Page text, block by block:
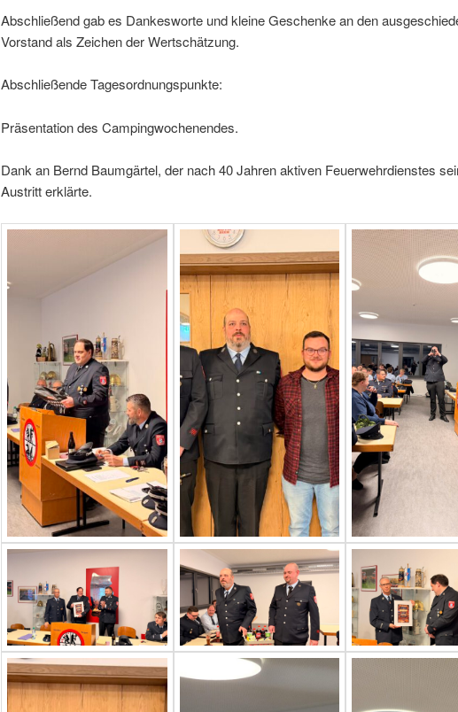
Abschließend gab es Dankesworte und kleine Geschenke an den
Vorstand als Zeichen der Wertschätzung.
Abschließende Tagesordnungspunkte:
Präsentation des Campingwochenendes.
Dank an Bernd Baumgärtel, der nach 40 Jahren aktiven Feuerwehrdienstes
Austritt erklärte.